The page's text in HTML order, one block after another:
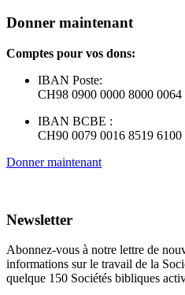
Donner maintenant
Comptes pour vos dons:
IBAN Poste:
CH98 0900 0000 8000 0064
IBAN BCBE :
CH90 0079 0016 8519 6100
Donner maintenant
Newsletter
Abonnez-vous à notre lettre de
informations sur le travail de la
quelque 150 Sociétés bibliques